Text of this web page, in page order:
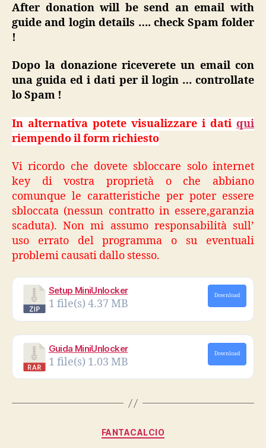
After donation will be send an email with
guide and login details …. check Spam folder
!
Dopo la donazione riceverete un email con
una guida ed i dati per il login … controllate
lo Spam !
In alternativa potete visualizzare i dati qui
riempendo il form richiesto
Vi ricordo che dovete sbloccare solo internet
key di vostra proprietà o che abbiano
comunque le caratteristiche per poter essere
sbloccata (nessun contratto in essere,garanzia
scaduta). Non mi assumo responsabilità sull’
uso errato del programma o su eventuali
problemi causati dallo stesso.
Setup MiniUnlocker
1 file(s) 4.37 MB
Download
Guida MiniUnlocker
1 file(s) 1.03 MB
Download
Categories
FANTACALCIO